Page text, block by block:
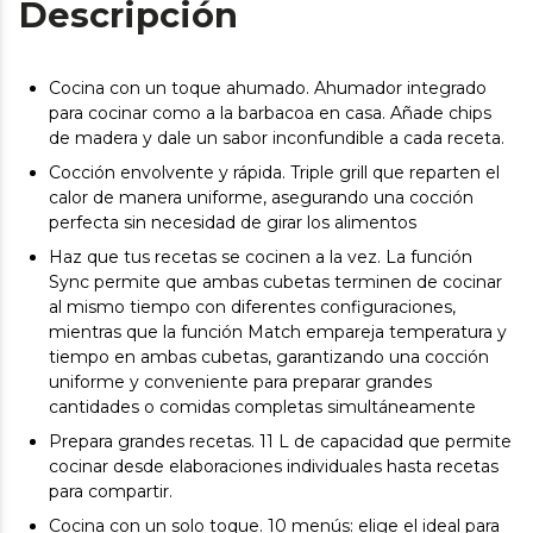
Descripción
Cocina con un toque ahumado. Ahumador integrado
para cocinar como a la barbacoa en casa. Añade chips
de madera y dale un sabor inconfundible a cada receta.
Cocción envolvente y rápida. Triple grill que reparten el
calor de manera uniforme, asegurando una cocción
perfecta sin necesidad de girar los alimentos
Haz que tus recetas se cocinen a la vez. La función
Sync permite que ambas cubetas terminen de cocinar
al mismo tiempo con diferentes configuraciones,
mientras que la función Match empareja temperatura y
tiempo en ambas cubetas, garantizando una cocción
uniforme y conveniente para preparar grandes
cantidades o comidas completas simultáneamente
Prepara grandes recetas. 11 L de capacidad que permite
cocinar desde elaboraciones individuales hasta recetas
para compartir.
Cocina con un solo toque. 10 menús: elige el ideal para